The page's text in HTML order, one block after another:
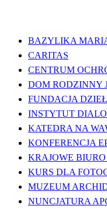
BAZYLIKA
CARITAS
CENTRUM
DOM RODZINNY
FUNDACJA
INSTYTUT
KATEDRA NA
KONFERENCJA
KRAJOWE
KURS DLA
MUZEUM
NUNCJATURA